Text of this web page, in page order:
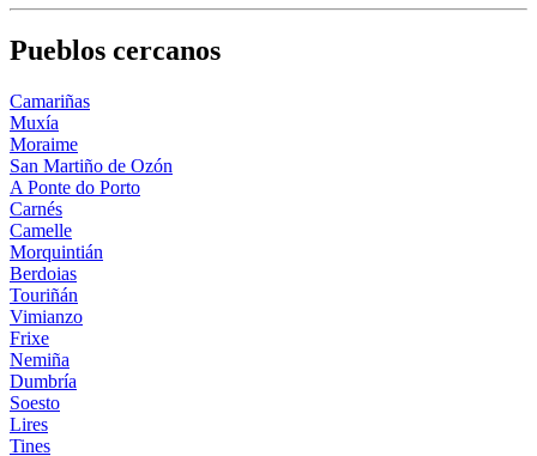
Pueblos cercanos
Camariñas
Muxía
Moraime
San Martiño de Ozón
A Ponte do Porto
Carnés
Camelle
Morquintián
Berdoias
Touriñán
Vimianzo
Frixe
Nemiña
Dumbría
Soesto
Lires
Tines